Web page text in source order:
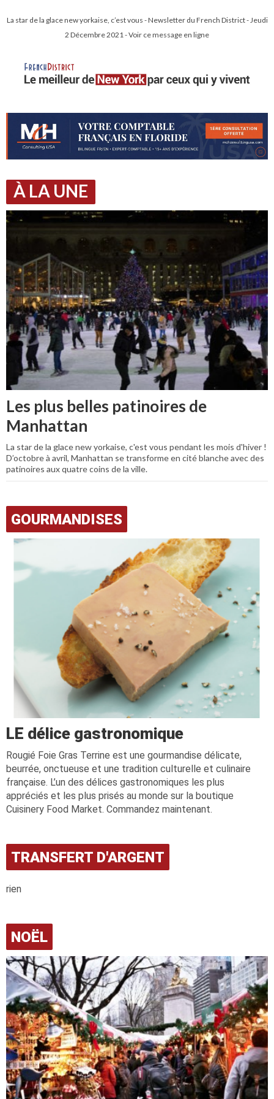
La star de la glace new yorkaise, c’est vous - Newsletter du French District - Jeudi
2 Décembre 2021 - Voir ce message en ligne
À LA UNE
Les plus belles patinoires de
Manhattan
La star de la glace new yorkaise, c'est vous pendant les mois d'hiver !
D’octobre à avril, Manhattan se transforme en cité blanche avec des
patinoires aux quatre coins de la ville.
GOURMANDISES
LE délice gastronomique
Rougié Foie Gras Terrine est une gourmandise délicate,
beurrée, onctueuse et une tradition culturelle et culinaire
française. L’un des délices gastronomiques les plus
appréciés et les plus prisés au monde sur la boutique
Cuisinery Food Market. Commandez maintenant.
TRANSFERT D'ARGENT
rien
NOËL